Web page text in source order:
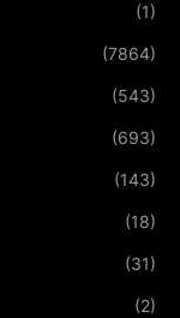
(1)
(7864)
(543)
(693)
(143)
(18)
(31)
(2)